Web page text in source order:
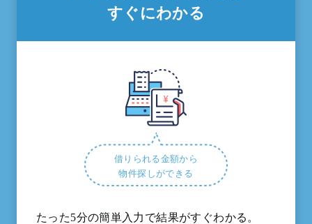
すぐにわかる
借りられる金額から
物件探しができる
たった5分の簡単入力で結果がすぐわかる。